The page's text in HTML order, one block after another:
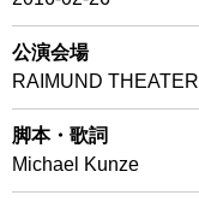
公演会場
RAIMUND THEATER
脚本・歌詞
Michael Kunze